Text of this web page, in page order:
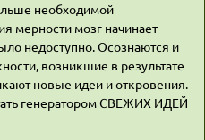
необходимой
мерности мозг начинает
недоступно. Осознаются и
возникшие в результате
новые идеи и откровения.
генератором СВЕЖИХ ИДЕЙ